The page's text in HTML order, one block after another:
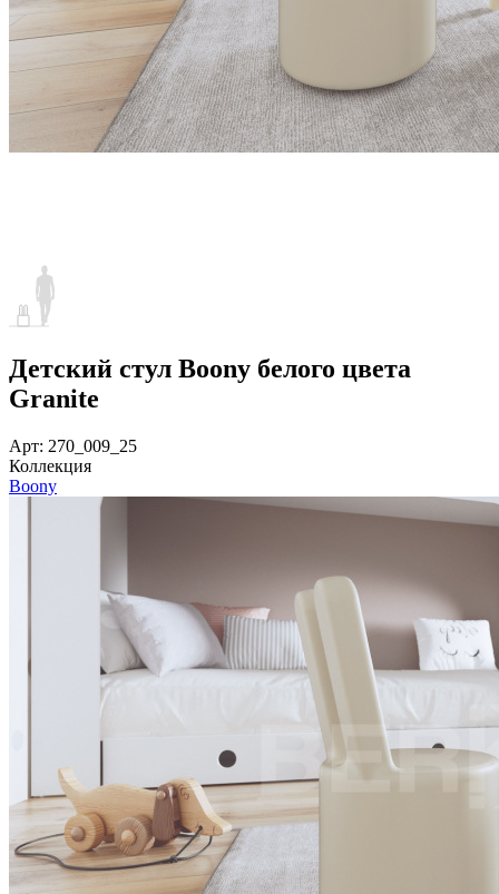
Детский стул Boony белого цвета
Granite
Арт: 270_009_25
Коллекция
Boony